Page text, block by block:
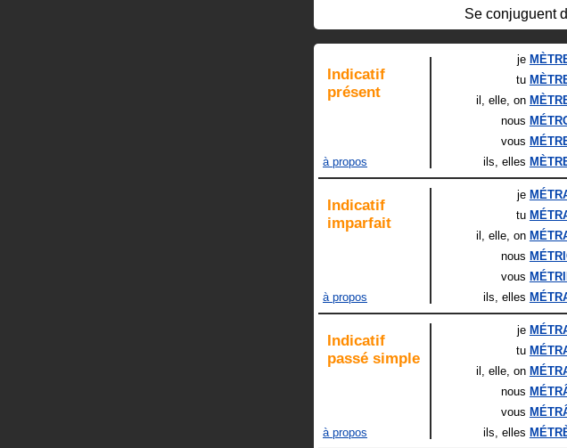
Se conjuguent
Indicatif
présent
à propos
je
tu
il , elle, on
nous
vous
ils, elles
Indicatif
imparfait
à propos
je
tu
il , elle, on
nous
vous
ils, elles
Indicatif
passé simple
à propos
je
tu
il , elle, on
nous
vous
ils, elles